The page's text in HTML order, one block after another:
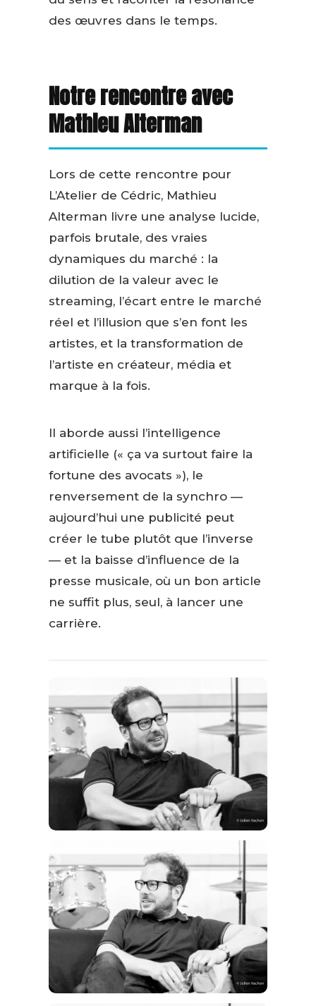
des œuvres dans le temps.
Notre rencontre avec
Mathieu Alterman
Lors de cette rencontre pour
L’Atelier de Cédric, Mathieu
Alterman livre une analyse lucide,
parfois brutale, des vraies
dynamiques du marché : la
dilution de la valeur avec le
streaming, l’écart entre le marché
réel et l’illusion que s’en font les
artistes, et la transformation de
l’artiste en créateur, média et
marque à la fois.
Il aborde aussi l’intelligence
artificielle (« ça va surtout faire la
fortune des avocats »), le
renversement de la synchro —
aujourd’hui une publicité peut
créer le tube plutôt que l’inverse
— et la baisse d’influence de la
presse musicale, où un bon article
ne suffit plus, seul, à lancer une
carrière.